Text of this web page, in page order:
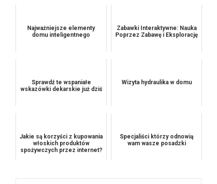
Najważniejsze elementy
domu inteligentnego
Zabawki Interaktywne: Nauka
Poprzez Zabawę i Eksplorację
Sprawdź te wspaniałe
wskazówki dekarskie już dziś
Wizyta hydraulika w domu
Jakie są korzyści z kupowania
włoskich produktów
spożywczych przez internet?
Specjaliści którzy odnowią
wam wasze posadzki